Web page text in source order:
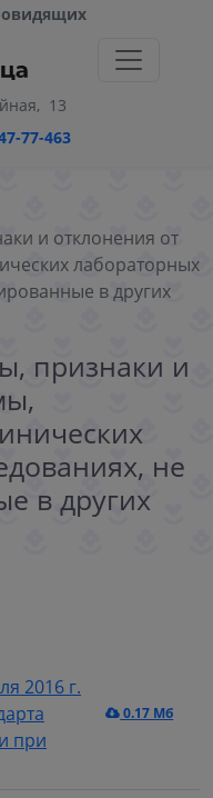
13
77-463
и отклонения от
лабораторных
в других
признаки и
не
в других
2016 г.
при
0.17 Мб